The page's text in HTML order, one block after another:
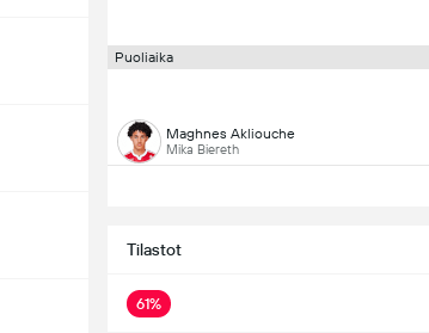
Puoliaika
Maghnes Akliouche
Mika Biereth
Tilastot
61%